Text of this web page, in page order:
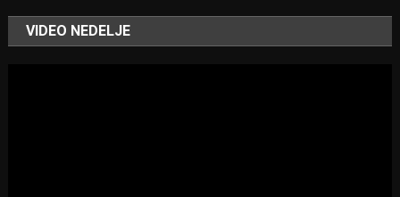
VIDEO NEDELJE